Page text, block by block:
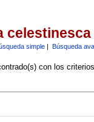
celestinesca
simple| Búsqueda
con los